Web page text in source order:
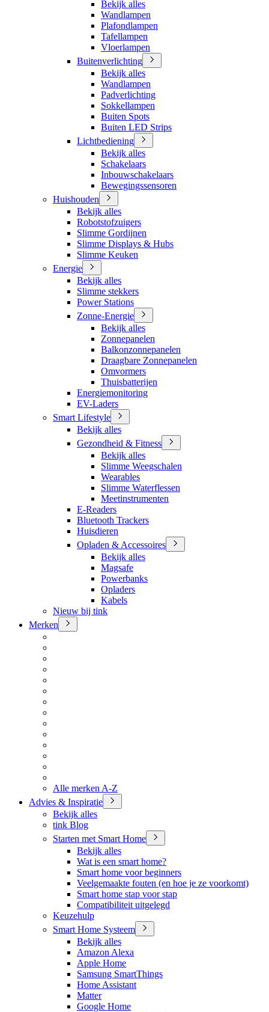
Bekijk alles
Wandlampen
Plafondlampen
Tafellampen
Vloerlampen
Buitenverlichting
Bekijk alles
Wandlampen
Padverlichting
Sokkellampen
Buiten Spots
Buiten LED Strips
Lichtbediening
Bekijk alles
Schakelaars
Inbouwschakelaars
Bewegingssensoren
Huishouden
Bekijk alles
Robotstofzuigers
Slimme Gordijnen
Slimme Displays & Hubs
Slimme Keuken
Energie
Bekijk alles
Slimme stekkers
Power Stations
Zonne-Energie
Bekijk alles
Zonnepanelen
Balkonzonnepanelen
Draagbare Zonnepanelen
Omvormers
Thuisbatterijen
Energiemonitoring
EV-Laders
Smart Lifestyle
Bekijk alles
Gezondheid & Fitness
Bekijk alles
Slimme Weegschalen
Wearables
Slimme Waterflessen
Meetinstrumenten
E-Readers
Bluetooth Trackers
Huisdieren
Opladen & Accessoires
Bekijk alles
Magsafe
Powerbanks
Opladers
Kabels
Nieuw bij tink
Merken
Alle merken A-Z
Advies & Inspiratie
Bekijk alles
tink Blog
Starten met Smart Home
Bekijk alles
Wat is een smart home?
Smart home voor beginners
Veelgemaakte fouten (en hoe je ze voorkomt)
Smart home stap voor stap
Compatibiliteit uitgelegd
Keuzehulp
Smart Home Systeem
Bekijk alles
Amazon Alexa
Apple Home
Samsung SmartThings
Home Assistant
Matter
Google Home